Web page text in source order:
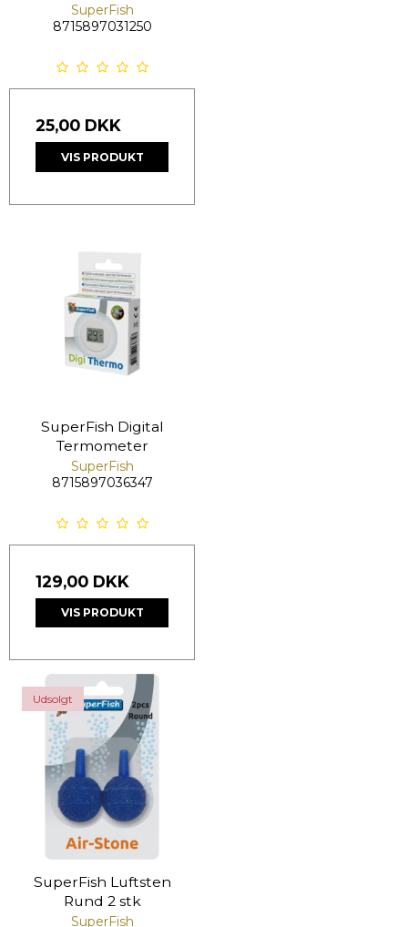
SuperFish
8715897031250
25,00 DKK
VIS PRODUKT
SuperFish Digital
Termometer
SuperFish
8715897036347
129,00 DKK
VIS PRODUKT
Udsolgt
SuperFish Luftsten
Rund 2 stk
SuperFish